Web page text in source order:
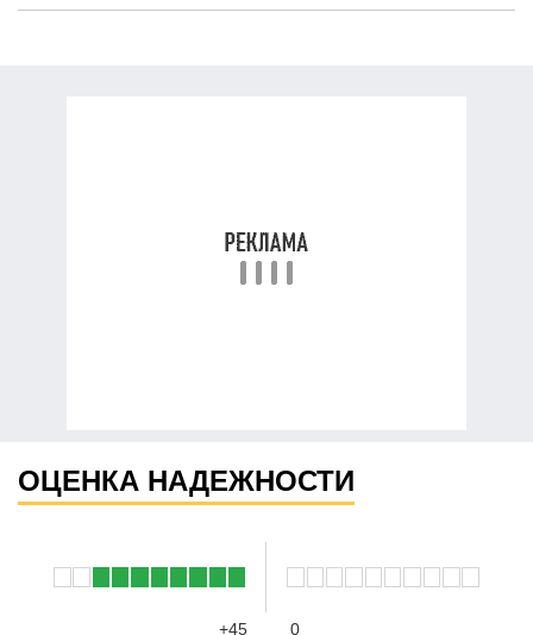
ОЦЕНКА НАДЕЖНОСТИ
+45 0